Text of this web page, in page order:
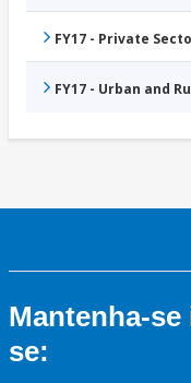
FY17 - Private
FY17 - Urban and
Mantenha-
se: